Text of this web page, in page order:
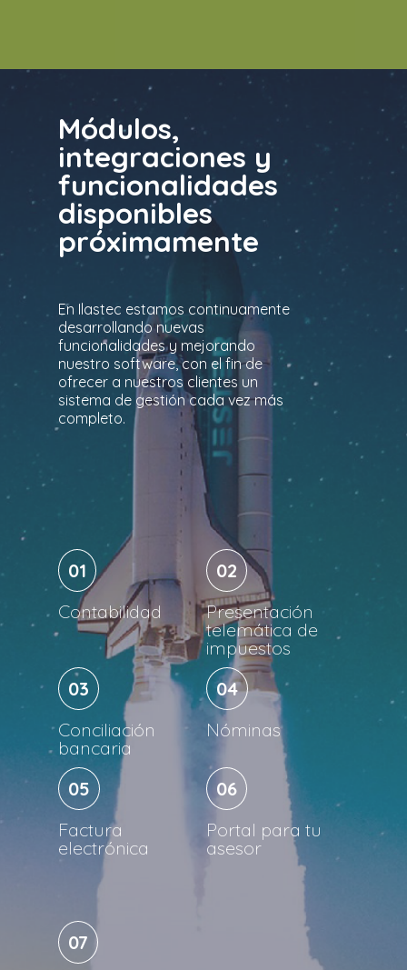
Módulos,
integraciones y
funcionalidades
disponibles
próximamente
En Ilastec estamos continuamente
desarrollando nuevas
funcionalidades y mejorando
nuestro software, con el fin de
ofrecer a nuestros clientes un
sistema de gestión cada vez más
completo.
01
Contabilidad
02
Presentación
telemática de
impuestos
03
Conciliación
bancaria
04
Nóminas
05
Factura
electrónica
06
Portal para tu
asesor
07